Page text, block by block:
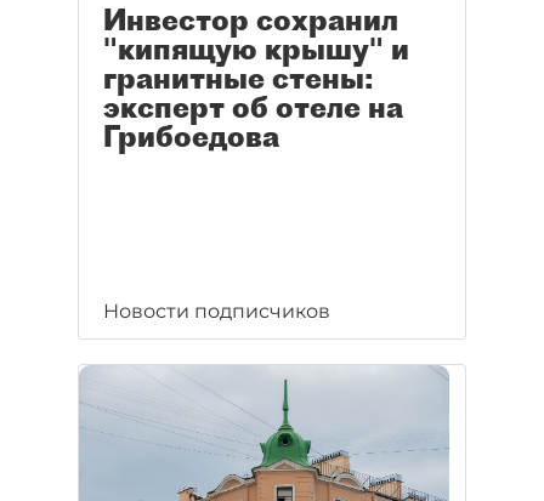
Инвестор сохранил
"кипящую крышу" и
гранитные стены:
эксперт об отеле на
Грибоедова
Новости подписчиков